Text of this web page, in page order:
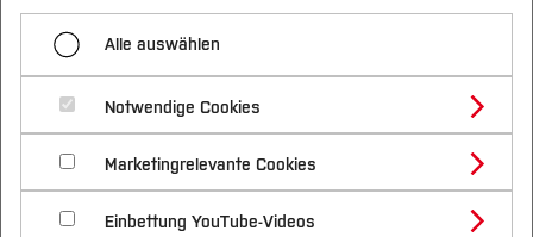
Studium
Studienangebote
Bachelorstudiengänge
Masterstudiengänge
Vor dem Studium
Bewerben & Einschreiben
Bewerbungsportal
Im Studium
Studienbüros und Prüfungen
Nach dem Studium
Forschung & Transfer
Profil
Forschungs- und Transferprofil
Schwerpunkte (FuT)
Beratung & Förderung
Nachhaltigkeit
Nachhaltigkeit studieren
International
Piezoaktorik-
„Qualitätssicherungsverfahren für
piezoelektrisch angetriebene Kfz-
Kraftstoffinjektoren“
Alle auswählen
Notwendige Cookies
Marketingrelevante Cookies
Einbettung YouTube-Videos